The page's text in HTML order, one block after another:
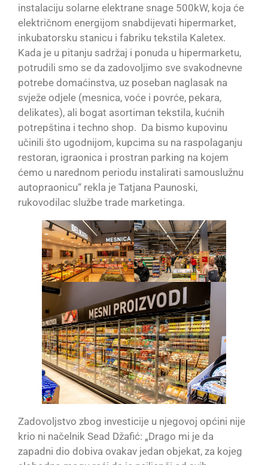
instalaciju solarne elektrane snage 500kW, koja će
električnom energijom snabdijevati hipermarket,
inkubatorsku stanicu i fabriku tekstila Kaletex.
Kada je u pitanju sadržaj i ponuda u hipermarketu,
potrudili smo se da zadovoljimo sve svakodnevne
potrebe domaćinstva, uz poseban naglasak na
svježe odjele (mesnica, voće i povrće, pekara,
delikates), ali bogat asortiman tekstila, kućnih
potrepština i techno shop. Da bismo kupovinu
učinili što ugodnijom, kupcima su na raspolaganju
restoran, igraonica i prostran parking na kojem
ćemo u narednom periodu instalirati samouslužnu
autopraonicu“ rekla je Tatjana Paunoski,
rukovodilac službe trade marketinga.
Zadovoljstvo zbog investicije u njegovoj općini nije
krio ni načelnik Sead Džafić: „Drago mi je da
zapadni dio dobiva ovakav jedan objekat, za kojeg